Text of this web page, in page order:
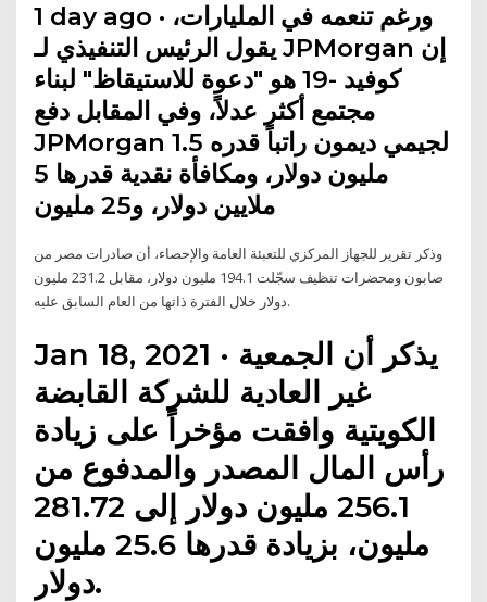
1 day ago · ورغم تنعمه في المليارات،
يقول الرئيس التنفيذي لـ JPMorgan إن
كوفيد -19 هو "دعوة للاستيقاظ" لبناء
مجتمع أكثر عدلاً، وفي المقابل دفع
JPMorgan لجيمي ديمون راتباً قدره 1.5
مليون دولار، ومكافأة نقدية قدرها 5
ملايين دولار، و25 مليون
وذكر تقرير للجهاز المركزي للتعبئة العامة والإحصاء، أن صادرات مصر من
صابون ومحضرات تنظيف سجّلت 194.1 مليون دولار، مقابل 231.2 مليون
دولار خلال الفترة ذاتها من العام السابق عليه.
Jan 18, 2021 · يذكر أن الجمعية
غير العادية للشركة القابضة
الكويتية وافقت مؤخراً على زيادة
رأس المال المصدر والمدفوع من
256.1 مليون دولار إلى 281.72
مليون، بزيادة قدرها 25.6 مليون
دولار.